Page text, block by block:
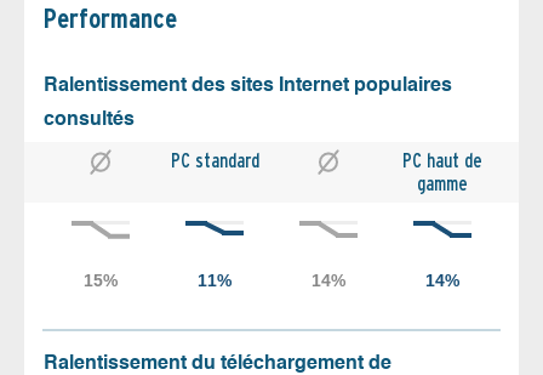
Performance
Ralentissement des sites Internet populaires
consultés
PC standard
PC haut de
gamme
Ralentissement du téléchargement de